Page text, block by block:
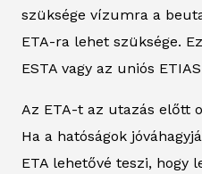
szüksége vízumra a
ETA-ra lehet szüksége.
ESTA vagy az uniós
Az ETA-t az utazás előtt
Ha a hatóságok
ETA lehetővé teszi, hogy